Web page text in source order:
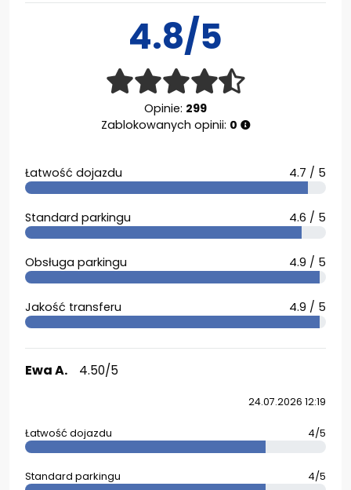
4.8/5
Opinie: 299
Zablokowanych opinii: 0
Łatwość dojazdu 4.7 / 5
Standard parkingu 4.6 / 5
Obsługa parkingu 4.9 / 5
Jakość transferu 4.9 / 5
Ewa A. 4.50/5
24.07.2026 12:19
Łatwość dojazdu 4/5
Standard parkingu 4/5